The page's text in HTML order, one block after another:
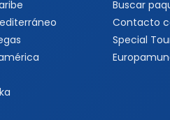
Buscar
Contacto
Special